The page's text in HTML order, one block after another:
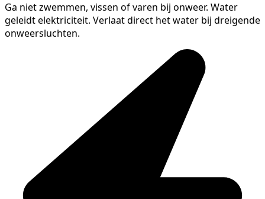
Ga niet zwemmen, vissen of varen bij onweer. Water
geleidt elektriciteit. Verlaat direct het water bij dreigende
onweersluchten.